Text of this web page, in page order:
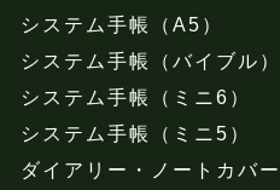
システム手帳（A5）
システム手帳（バイブル）
システム手帳（ミニ6）
システム手帳（ミニ5）
ダイアリー・ノートカバー